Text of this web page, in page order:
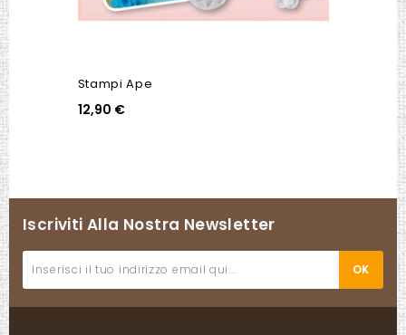
Stampi Ape
12,90 €
Iscriviti Alla Nostra Newsletter